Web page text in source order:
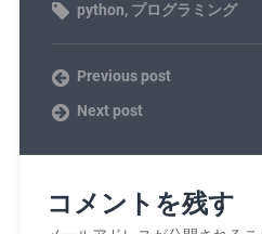
python, プログラミング
Previous post
Next post
コメントを残す